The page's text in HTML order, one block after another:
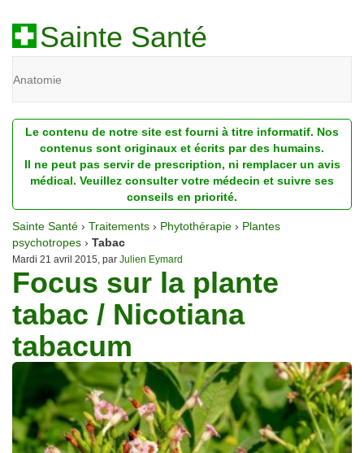
Sainte Santé
Anatomie
Diagnostic
Dossiers
Homéopathie
Nutrition
Pathologie
Psychologie
Recherches
Traitements
Le contenu de notre site est fourni à titre informatif. Nos
contenus sont originaux et écrits par des humains.
Il ne peut pas servir de prescription, ni remplacer un avis
médical. Veuillez consulter votre médecin et suivre ses
conseils en priorité.
Sainte Santé › Traitements › Phytothérapie › Plantes
psychotropes › Tabac
Mardi 21 avril 2015, par Julien Eymard
Focus sur la plante
tabac / Nicotiana
tabacum